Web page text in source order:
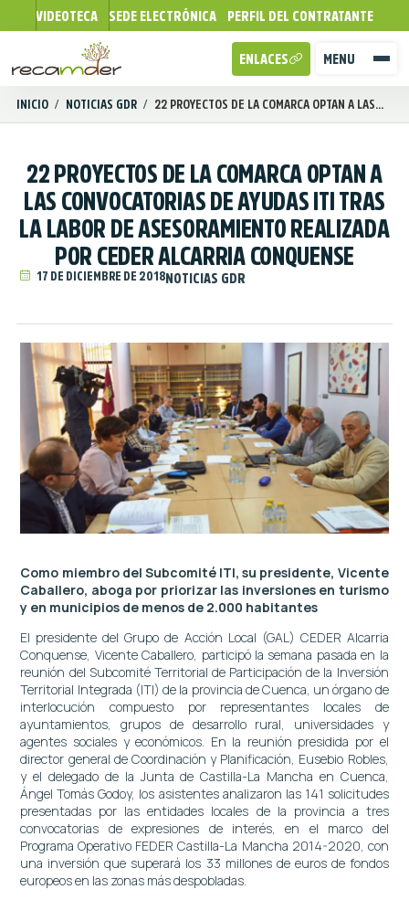
VIDEOTECA SEDE ELECTRÓNICA PERFIL DEL CONTRATANTE
MENU
ENLACES
INICIO / NOTICIAS GDR / 22 PROYECTOS DE LA COMARCA OPTAN A LAS...
22 PROYECTOS DE LA COMARCA OPTAN A
LAS CONVOCATORIAS DE AYUDAS ITI TRAS
LA LABOR DE ASESORAMIENTO REALIZADA
POR CEDER ALCARRIA CONQUENSE
17 DE DICIEMBRE DE 2018NOTICIAS GDR
Como miembro del Subcomité ITI, su presidente, Vicente
Caballero, aboga por priorizar las inversiones en turismo
y en municipios de menos de 2.000 habitantes
El presidente del Grupo de Acción Local (GAL) CEDER Alcarria
Conquense, Vicente Caballero, participó la semana pasada en la
reunión del Subcomité Territorial de Participación de la Inversión
Territorial Integrada (ITI) de la provincia de Cuenca, un órgano de
interlocución compuesto por representantes locales de
ayuntamientos, grupos de desarrollo rural, universidades y
agentes sociales y económicos. En la reunión presidida por el
director general de Coordinación y Planificación, Eusebio Robles,
y el delegado de la Junta de Castilla-La Mancha en Cuenca,
Ángel Tomás Godoy, los asistentes analizaron las 141 solicitudes
presentadas por las entidades locales de la provincia a tres
convocatorias de expresiones de interés, en el marco del
Programa Operativo FEDER Castilla-La Mancha 2014-2020, con
una inversión que superará los 33 millones de euros de fondos
europeos en las zonas más despobladas.